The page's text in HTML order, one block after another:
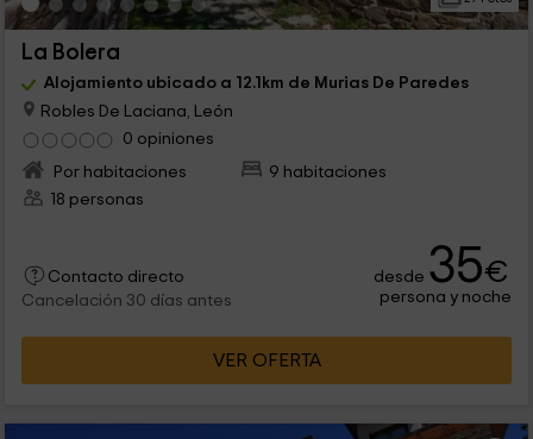
La Bolera
Alojamiento ubicado a 12.1km de Murias De Paredes
Robles De Laciana, León
0 opiniones
Por habitaciones
9 habitaciones
18 personas
Contacto directo
Cancelación 30 días antes
desde 35€
persona y noche
VER OFERTA